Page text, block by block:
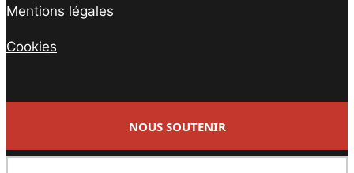
Mentions légales
Cookies
NOUS SOUTENIR